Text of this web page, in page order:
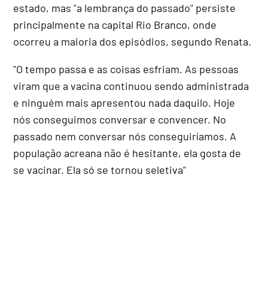
estado, mas "a lembrança do passado" persiste
principalmente na capital Rio Branco, onde
ocorreu a maioria dos episódios, segundo Renata.
"O tempo passa e as coisas esfriam. As pessoas
viram que a vacina continuou sendo administrada
e ninguém mais apresentou nada daquilo. Hoje
nós conseguimos conversar e convencer. No
passado nem conversar nós conseguiríamos. A
população acreana não é hesitante, ela gosta de
se vacinar. Ela só se tornou seletiva"